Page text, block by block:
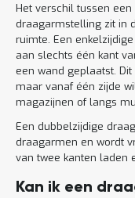
Het verschil tussen
draagarmstelling zit in
ruimte. Een
aan slechts één kant
een wand geplaatst.
maar vanaf één zijde
magazijnen of langs
Een dubbelzijdige
draagarmen en wordt
van twee kanten laden
Kan ik een